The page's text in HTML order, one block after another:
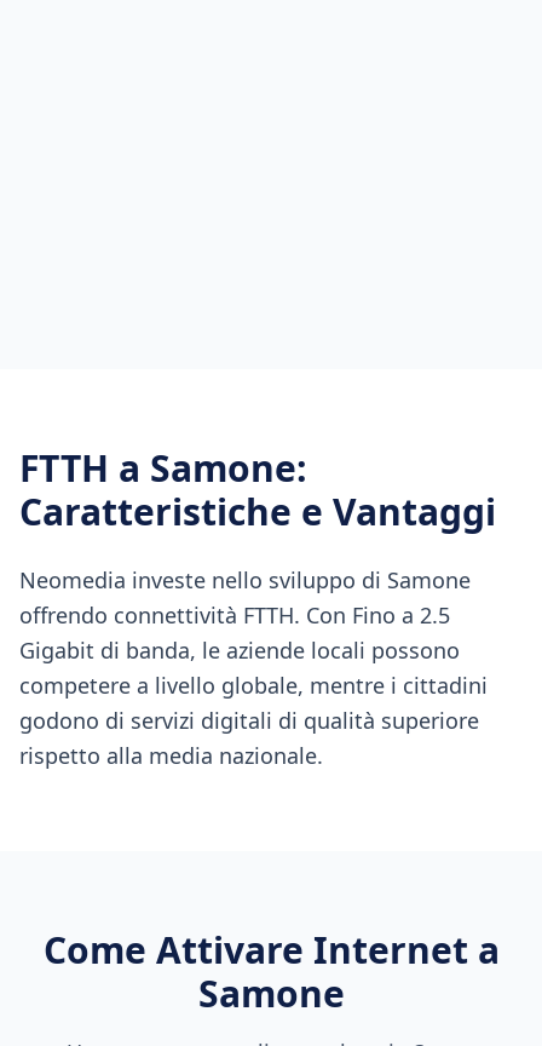
FTTH a Samone:
Caratteristiche e Vantaggi
Neomedia investe nello sviluppo di Samone
offrendo connettività FTTH. Con Fino a 2.5
Gigabit di banda, le aziende locali possono
competere a livello globale, mentre i cittadini
godono di servizi digitali di qualità superiore
rispetto alla media nazionale.
Come Attivare Internet a
Samone